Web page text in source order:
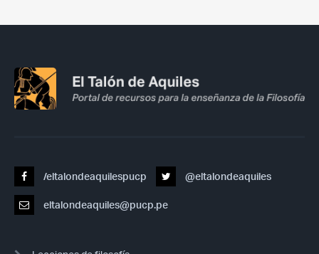
/eltalondeaquilespucp @eltalondeaquiles
eltalondeaquiles@pucp.pe